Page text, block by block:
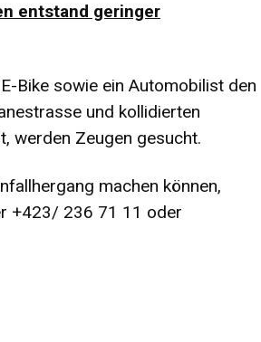
entstand geringer
Bike sowie ein Automobilist den
und kollidierten
werden Zeugen gesucht.
machen können,
+423/ 236 71 11 oder